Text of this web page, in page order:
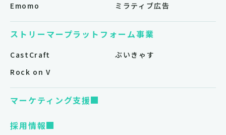
Emomo
ミラティブ広告
ストリーマープラットフォーム事業
CastCraft
ぶいきゃす
Rock on V
マーケティング支援
採用情報